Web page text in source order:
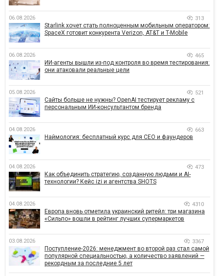
06.08.2026 313
Starlink хочет стать полноценным мобильным оператором:
SpaceX готовит конкурента Verizon, AT&T и T-Mobile
06.08.2026 465
ИИ-агенты вышли из-под контроля во время тестирования:
они атаковали реальные цели
05.08.2026 521
Сайты больше не нужны? OpenAI тестирует рекламу с
персональным ИИ-консультантом бренда
04.08.2026 663
Наймология: бесплатный курс для CEO и фаундеров
04.08.2026 473
Как объединить стратегию, созданную людьми и AI-
технологии? Кейс izi и агентства SHOTS
04.08.2026 4310
Европа вновь отметила украинский ритейл: три магазина
«Сильпо» вошли в рейтинг лучших супермаркетов
03.08.2026 3367
Поступление-2026: менеджмент во второй раз стал самой
популярной специальностью, а количество заявлений —
рекордным за последние 5 лет